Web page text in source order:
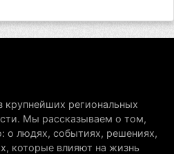
H2O и откроют академию
89
крупнейших региональных
Мы рассказываем о том,
о людях, событиях, решениях,
которые влияют на жизнь